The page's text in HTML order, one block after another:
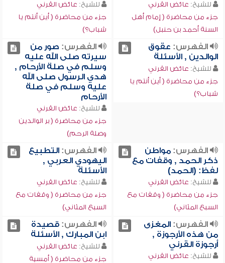
للشيخ: عائض القرني
جزء من محاضرة ( إمام أهل
السنة أحمد بن حنبل)
للشيخ: عائض القرني
جزء من محاضرة ( أين أنتم يا
شباب؟)
الفهرس: عقوق
الوالدين , الأسئلة
للشيخ: عائض القرني
جزء من محاضرة ( أين أنتم يا
شباب؟)
الفهرس: صور من
سيرته صلى الله عليه
وسلم في صلة الأرحام ,
هدي الرسول صلى الله
عليه وسلم في صلة
الأرحام
للشيخ: عائض القرني
جزء من محاضرة ( بر الوالدين
وصلة الرحم)
الفهرس:مواطن
ذكر الحمد , وقفات مع
لفظ: (الحمد)
للشيخ: عائض القرني
جزء من محاضرة ( وقفات مع
السبع المثاني)
الفهرس:التطبيع
اليهودي العربي ,
الأسئلة
للشيخ: عائض القرني
جزء من محاضرة ( وقفات مع
السبع المثاني)
الفهرس:المغزى
من هذه الأرجوزة ,
أرجوزة القرني
للشيخ: عائض القرني
الفهرس:قصيدة
ابن المبارك , الأسئلة
للشيخ: عائض القرني
جزء من محاضرة ( أمسية